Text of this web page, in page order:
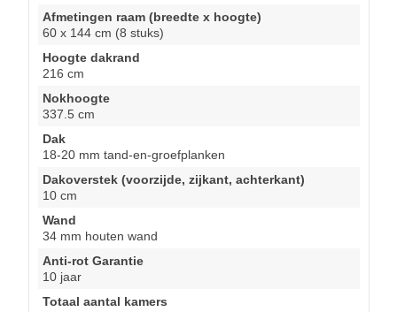
Afmetingen raam (breedte x hoogte)
60 x 144 cm (8 stuks)
Hoogte dakrand
216 cm
Nokhoogte
337.5 cm
Dak
18-20 mm tand-en-groefplanken
Dakoverstek (voorzijde, zijkant, achterkant)
10 cm
Wand
34 mm houten wand
Anti-rot Garantie
10 jaar
Totaal aantal kamers